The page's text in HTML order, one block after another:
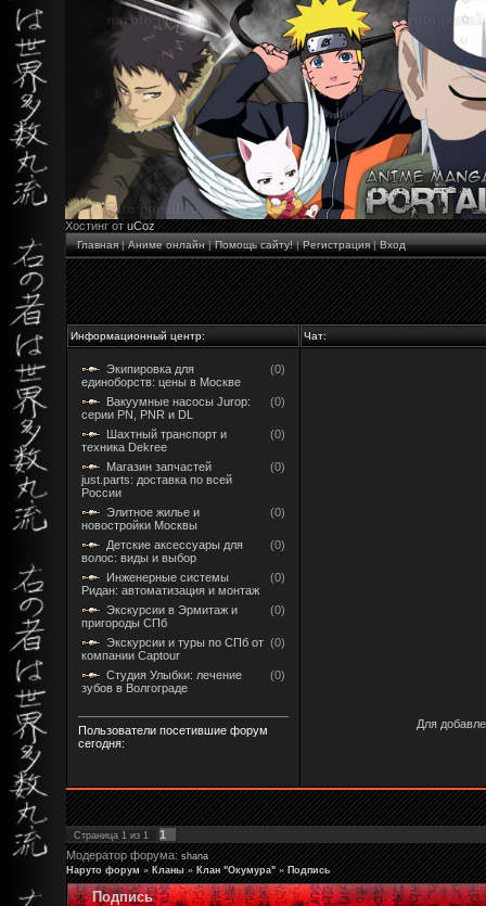
Хостинг отuCoz
Главная|Аниме онлайн|Помощь сайту!|Регистрация|Вход
Информационный центр: Чат:
Экипировка для
единоборств: цены в Москве
(0)
Вакуумные насосы Jurop:
серии PN, PNR и DL
(0)
Шахтный транспорт и
техника Dekree
(0)
Магазин запчастей
just.parts: доставка по всей
России
(0)
Элитное жилье и
новостройки Москвы
(0)
Детские аксессуары для
волос: виды и выбор
(0)
Инженерные системы
Ридан: автоматизация и монтаж
(0)
Экскурсии в Эрмитаж и
пригороды СПб
(0)
Экскурсии и туры по СПб от
компании Captour
(0)
Студия Улыбки: лечение
зубов в Волгограде
(0)
Пользователи посетившие форум
сегодня:
Для
Страница 1 из 1
1
Модератор форума:shana
Наруто форум » Кланы » Клан "Окумура" » Подпись
Подпись